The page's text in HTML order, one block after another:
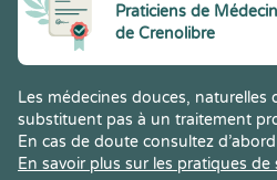
Praticiens de
de Crenolibre
Les médecines douces, naturelles
substituent pas à un traitement
En cas de doute consultez
En savoir plus sur les pratiques